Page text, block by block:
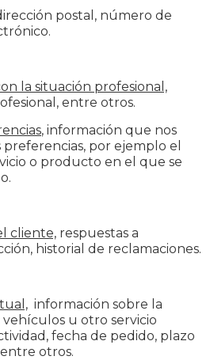
postal, número de
la situación profesional,
entre otros.
, información que nos
por ejemplo el
o producto en el que se
cliente, respuestas a
historial de reclamaciones.
información sobre la
u otro servicio
fecha de pedido, plazo
otros.